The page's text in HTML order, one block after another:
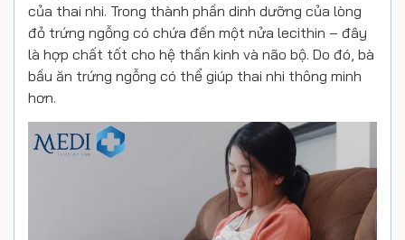
của thai nhi. Trong thành phần dinh dưỡng của lòng
đỏ trứng ngỗng có chứa đến một nửa lecithin – đây
là hợp chất tốt cho hệ thần kinh và não bộ. Do đó, bà
bầu ăn trứng ngỗng có thể giúp thai nhi thông minh
hơn.